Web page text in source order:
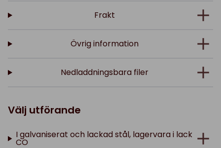
Frakt
Övrig information
Nedladdningsbara filer
Välj utförande
I galvaniserat och lackad stål, lagervara i lack
CO